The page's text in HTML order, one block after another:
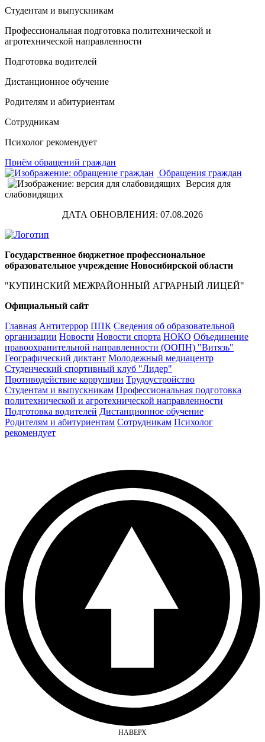
Студентам и выпускникам
Профессиональная подготовка политехнической и
агротехнической направленности
Подготовка водителей
Дистанционное обучение
Родителям и абитуриентам
Сотрудникам
Психолог рекомендует
Приём обращений граждан
Обращения граждан
Версия для
слабовидящих
ДАТА ОБНОВЛЕНИЯ: 07.08.2026
Государственное бюджетное профессиональное
образовательное учреждение Новосибирской области
"КУПИНСКИЙ МЕЖРАЙОННЫЙ АГРАРНЫЙ ЛИЦЕЙ"
Официальный сайт
Главная Антитеррор ППК Сведения об образовательной
организации Новости Новости спорта НОКО Объединение
правоохранительной направленности (ООПН) "Витязь"
Географический диктант Молодежный медиацентр
Студенческий спортивный клуб "Лидер"
Противодействие коррупции Трудоустройство
Студентам и выпускникам Профессиональная подготовка
политехнической и агротехнической направленности
Подготовка водителей Дистанционное обучение
Родителям и абитуриентам Сотрудникам Психолог
рекомендует
НАВЕРХ